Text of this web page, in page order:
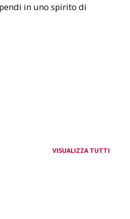
in uno spirito di
VISUALIZZA TUTTI